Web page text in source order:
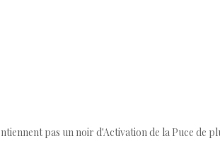
pas un noir d'Activation de la Puce de